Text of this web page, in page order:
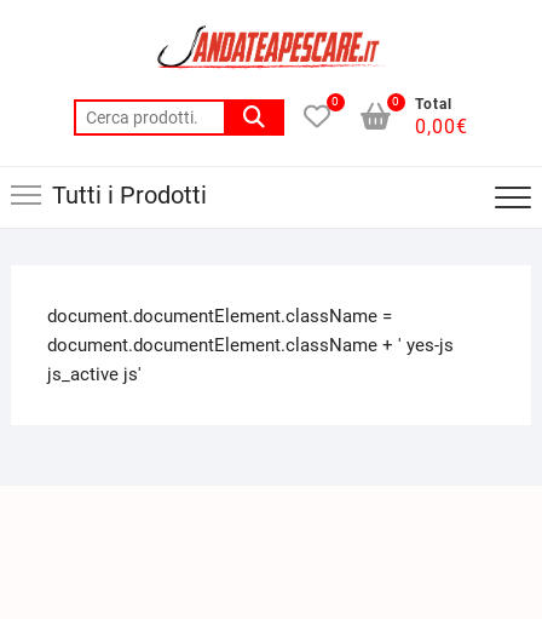
0 Total
0,00€
0
Tutti i Prodotti
document.documentElement.className =
document.documentElement.className + ' yes-js
js_active js'